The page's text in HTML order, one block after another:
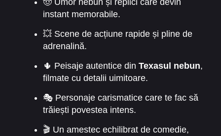
instant memorabile.
💥 Scene de acțiune rapide și pline de
adrenalină.
🌵 Peisaje autentice din Texasul nebun,
filmate cu detalii uimitoare.
🎭 Personaje carismatice care te fac să
trăiești povestea intens.
🎬 Un amestec echilibrat de comedie,